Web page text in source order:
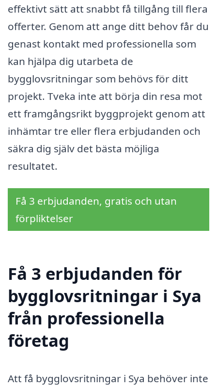
effektivt sätt att snabbt få tillgång till flera
offerter. Genom att ange ditt behov får du
genast kontakt med professionella som
kan hjälpa dig utarbeta de
bygglovsritningar som behövs för ditt
projekt. Tveka inte att börja din resa mot
ett framgångsrikt byggprojekt genom att
inhämtar tre eller flera erbjudanden och
säkra dig själv det bästa möjliga
resultatet.
Få 3 erbjudanden, gratis och utan
förpliktelser
Få 3 erbjudanden för
bygglovsritningar i Sya
från professionella
företag
Att få bygglovsritningar i Sya behöver inte